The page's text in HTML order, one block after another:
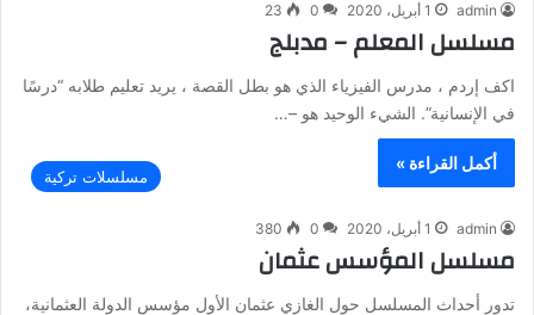
admin 1 أبريل، 2020 0
23
مسلسل المعلم – مدبلج
اكف إردم ، مدرس الفيزياء الذي هو بطل القصة ، يريد تعليم طلابه “درسًا
في الإنسانية”. الشيء الوحيد هو –…
أكمل القراءة »
مسلسلات تركية
admin 1 أبريل، 2020 0
380
مسلسل المؤسس عثمان
تدور أحداث المسلسل حول الغازي عثمان الأول مؤسس الدولة العثمانية،